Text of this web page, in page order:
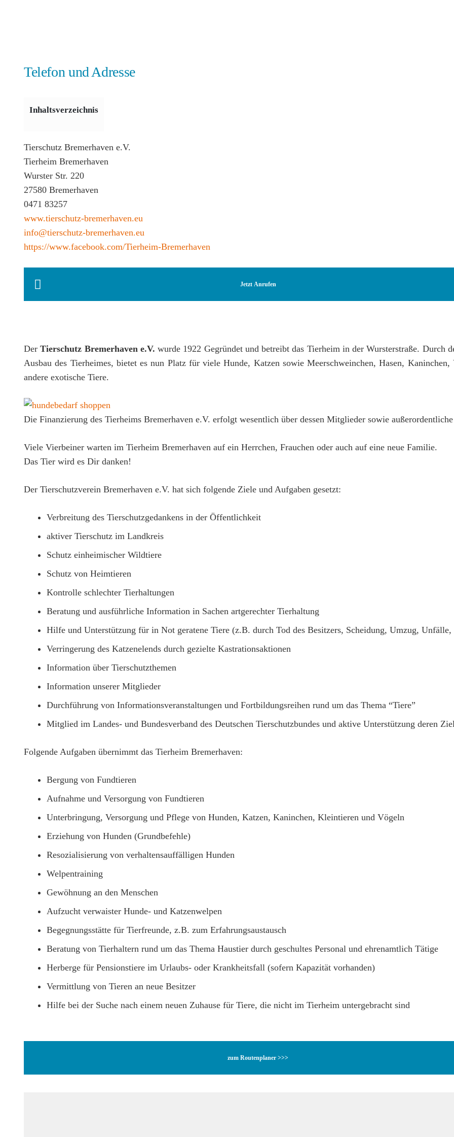
Telefon und Adresse
Inhaltsverzeichnis
Tierschutz Bremerhaven e.V.
Tierheim Bremerhaven
Wurster Str. 220
27580 Bremerhaven
0471 83257
www.tierschutz-bremerhaven.eu
info@tierschutz-bremerhaven.eu
https://www.facebook.com/Tierheim-Bremerhaven
Jetzt Anrufen
DerTierschutz Bremerhaven e.V. wurde 1922 Gegründet und betreibt das Tierheim in der Wursterstraße. Durch
Ausbau des Tierheimes, bietet es nun Platz für viele Hunde, Katzen sowie Meerschweinchen, Hasen, Kaninchen,
andere exotische Tiere.
Die Finanzierung des Tierheims Bremerhaven e.V. erfolgt wesentlich über dessen Mitglieder sowie
Viele Vierbeiner warten im Tierheim Bremerhaven auf ein Herrchen, Frauchen oder auch auf eine neue Familie.
Das Tier wird es Dir danken!
Der Tierschutzverein Bremerhaven e.V. hat sich folgende Ziele und Aufgaben gesetzt:
Verbreitung des Tierschutzgedankens in der Öffentlichkeit
aktiver Tierschutz im Landkreis
Schutz einheimischer Wildtiere
Schutz von Heimtieren
Kontrolle schlechter Tierhaltungen
Beratung und ausführliche Information in Sachen artgerechter Tierhaltung
Hilfe und Unterstützung für in Not geratene Tiere (z.B. durch Tod des Besitzers, Scheidung, Umzug, Unfälle,
Verringerung des Katzenelends durch gezielte Kastrationsaktionen
Information über Tierschutzthemen
Information unserer Mitglieder
Durchführung von Informationsveranstaltungen und Fortbildungsreihen rund um das Thema “Tiere”
Mitglied im Landes- und Bundesverband des Deutschen Tierschutzbundes und aktive Unterstützung deren
Folgende Aufgaben übernimmt das Tierheim Bremerhaven:
Bergung von Fundtieren
Aufnahme und Versorgung von Fundtieren
Unterbringung, Versorgung und Pflege von Hunden, Katzen, Kaninchen, Kleintieren und Vögeln
Erziehung von Hunden (Grundbefehle)
Resozialisierung von verhaltensauffälligen Hunden
Welpentraining
Gewöhnung an den Menschen
Aufzucht verwaister Hunde- und Katzenwelpen
Begegnungsstätte für Tierfreunde, z.B. zum Erfahrungsaustausch
Beratung von Tierhaltern rund um das Thema Haustier durch geschultes Personal und ehrenamtlich Tätige
Herberge für Pensionstiere im Urlaubs- oder Krankheitsfall (sofern Kapazität vorhanden)
Vermittlung von Tieren an neue Besitzer
Hilfe bei der Suche nach einem neuen Zuhause für Tiere, die nicht im Tierheim untergebracht sind
zum Routenplaner >>>